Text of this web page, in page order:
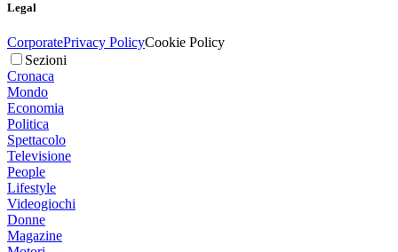
Legal
CorporatePrivacy PolicyCookie Policy
Sezioni
Cronaca
Mondo
Economia
Politica
Spettacolo
Televisione
People
Lifestyle
Videogiochi
Donne
Magazine